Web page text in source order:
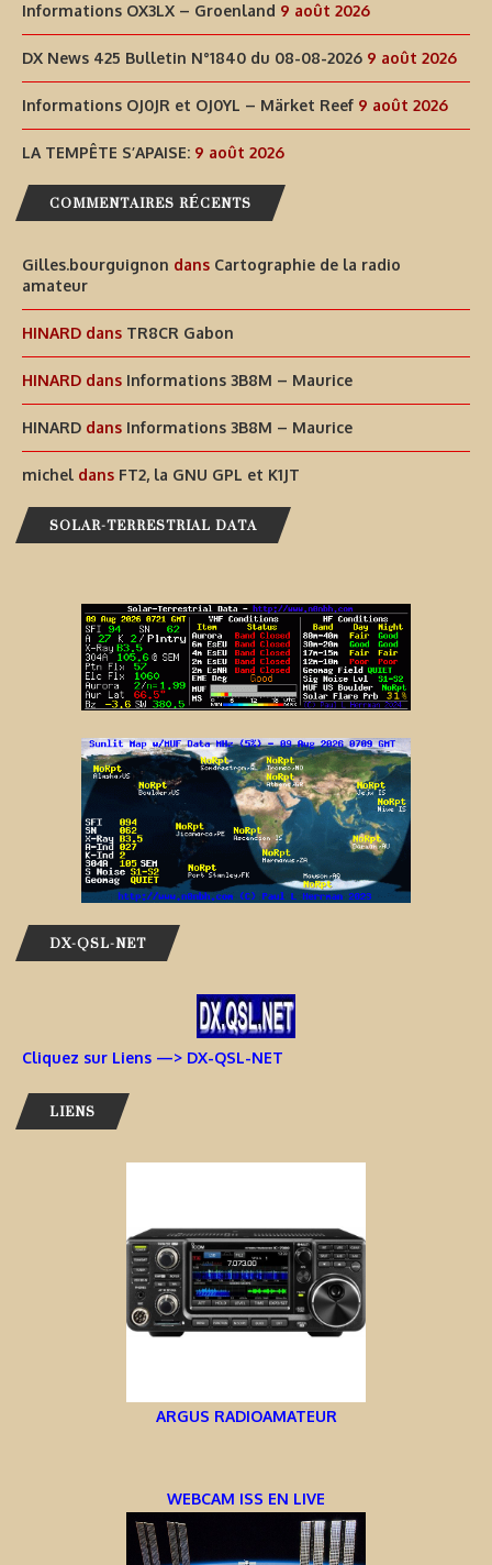
Informations OX3LX – Groenland 9 août 2026
DX News 425 Bulletin N°1840 du 08-08-2026 9 août 2026
Informations OJ0JR et OJ0YL – Märket Reef 9 août 2026
LA TEMPÊTE S’APAISE: 9 août 2026
COMMENTAIRES RÉCENTS
Gilles.bourguignon dans Cartographie de la radio
amateur
HINARD dans TR8CR Gabon
HINARD dans Informations 3B8M – Maurice
HINARD dans Informations 3B8M – Maurice
michel dans FT2, la GNU GPL et K1JT
SOLAR-TERRESTRIAL DATA
DX-QSL-NET
Cliquez sur Liens —> DX-QSL-NET
LIENS
ARGUS RADIOAMATEUR
WEBCAM ISS EN LIVE